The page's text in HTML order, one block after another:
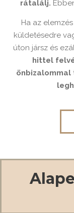
rátalálj.
Ha az
küldetésedre
úton jársz és
hittel
önbizalommal